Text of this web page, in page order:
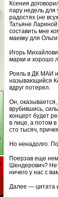
Ксения
пару недель для
радостях (не
Татьяне
составить мне
маевку для
Игорь
марки и хорошо
Рояль в ДК МАИ
называющийся
вдруг потерял.
Он,
врубившись,
концерт будет
в лице, а потом
сто тысяч,
Но ненадолго.
Поерзав еще
Шендерович?
ничего у нас с
Далее — цитата